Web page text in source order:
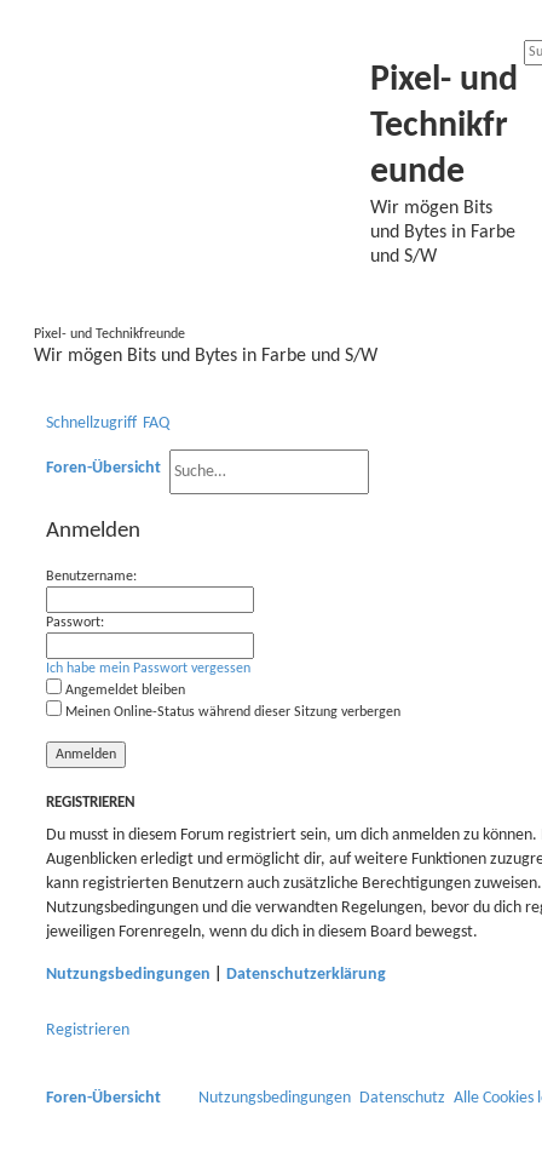
Pixel- und
Technikfr
eunde
Wir mögen Bits
und Bytes in Farbe
und S/W
Pixel- und Technikfreunde
Wir mögen Bits und Bytes in Farbe und S/W
Schnellzugriff FAQ
Foren-Übersicht
e
e
S
u
h
Anmelden
Benutzername:
Passwort:
Ich habe mein Passwort vergessen
Angemeldet bleiben
Meinen Online-Status während dieser Sitzung verbergen
REGISTRIEREN
Du musst in diesem Forum registriert sein, um dich anmelden zu
Augenblicken erledigt und ermöglicht dir, auf weitere Funktionen
kann registrierten Benutzern auch zusätzliche Berechtigungen
Nutzungsbedingungen und die verwandten Regelungen, bevor du dich
jeweiligen Forenregeln, wenn du dich in diesem Board bewegst.
Nutzungsbedingungen Datenschutzerklärung
Registrieren
Foren-Übersicht Alle Cookies
Datenschutz
Nutzungsbedingungen